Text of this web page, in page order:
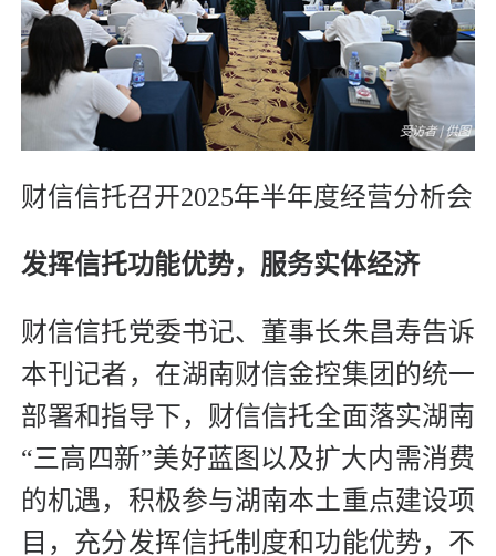
财信信托召开2025年半年度经营分析会
发挥信托功能优势， 服务实体经济
财信信托党委书记、董事长朱昌寿告诉
本刊记者，在湖南财信金控集团的统一
部署和指导下，财信信托全面落实湖南
“三高四新”美好蓝图以及扩大内需消费
的机遇，积极参与湖南本土重点建设项
目，充分发挥信托制度和功能优势，不